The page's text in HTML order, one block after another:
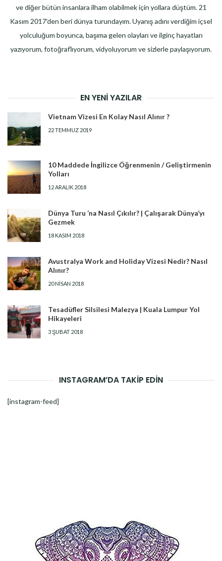
ve diğer bütün insanlara ilham olabilmek için yollara düştüm. 21
Kasım 2017'den beri dünya turundayım. Uyanış adını verdiğim içsel
yolculuğum boyunca, başıma gelen olayları ve ilginç hayatları
yazıyorum, fotoğraflıyorum, vidyoluyorum ve sizlerle paylaşıyorum.
EN YENI YAZILAR
Vietnam Vizesi En Kolay Nasıl Alınır ?
22 TEMMUZ 2019
10 Maddede İngilizce Öğrenmenin / Geliştirmenin
Yolları
12 ARALIK 2018
Dünya Turu ‘na Nasıl Çıkılır? | Çalışarak Dünya’yı
Gezmek
18 KASIM 2018
Avustralya Work and Holiday Vizesi Nedir? Nasıl
Alınır?
20 NISAN 2018
Tesadüfler Silsilesi Malezya | Kuala Lumpur Yol
Hikayeleri
3 ŞUBAT 2018
INSTAGRAM’DA TAKİP EDİN
[instagram-feed]